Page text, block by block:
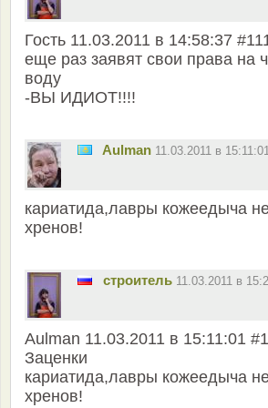
Гость 11.03.2011 в 14:58:37
еще раз заявят свои права на
воду
-ВЫ ИДИОТ!!!!
Aulman 11.03.2011 в
кариатида,лавры кожеедыча
хренов!
строитель 11.03.2011 в
Aulman 11.03.2011 в 15:11:01
Заценки
кариатида,лавры кожеедыча
хренов!